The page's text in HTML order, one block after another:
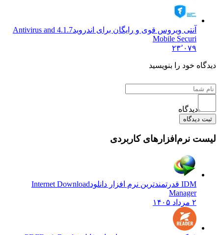
آنتی ویروس قوی و رایگان برای اندروید
4.1.7 Antivirus and
Mobile Securi
۲۳٬۰۷۹
خود را بنویسید
دیدگاه
ثبت دیدگاه
نرم‌افزارهای کاربردی
IDM قدرتمندترین نرم افزار دانلود
Internet Download
Manager